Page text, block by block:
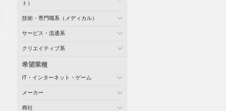
ト）
技術・専門職系（メディカル）
サービス・流通系
クリエイティブ系
希望業種
IT・インターネット・ゲーム
メーカー
商社